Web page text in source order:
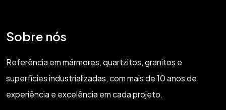
Sobre nós
Referência em mármores, quartzitos, granitos e
superfícies industrializadas, com mais de 10 anos de
experiência e excelência em cada projeto.